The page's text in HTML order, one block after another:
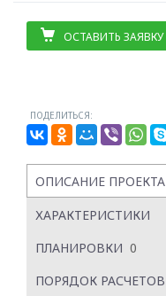
ОСТАВИТЬ ЗАЯВКУ
ПОДЕЛИТЬСЯ:
ОПИСАНИЕ ПРОЕКТА
ХАРАКТЕРИСТИКИ
ПЛАНИРОВКИ 0
ПОРЯДОК РАСЧЕТОВ